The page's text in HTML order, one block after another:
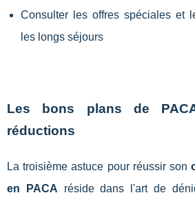
Consulter les offres spéciales et
les longs séjours
Les bons plans de
réductions
La troisième astuce pour réussir son
en PACA réside dans l'art de